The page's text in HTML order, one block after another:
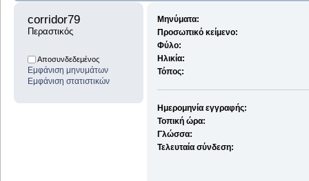
corridor79
Περαστικός
Αποσυνδεδεμένος
Εμφάνιση μηνυμάτων
Εμφάνιση στατιστικών
Μηνύματα:
Προσωπικό κείμενο:
Φύλο:
Ηλικία:
Τόπος:
Ημερομηνία εγγραφής:
Τοπική ώρα:
Γλώσσα:
Τελευταία σύνδεση: